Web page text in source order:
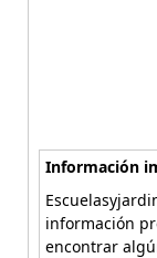
Información
información
encontrar